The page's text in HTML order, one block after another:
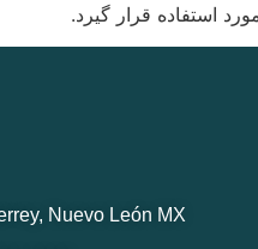
استفاده قرار گیرد.
Nuevo León MX